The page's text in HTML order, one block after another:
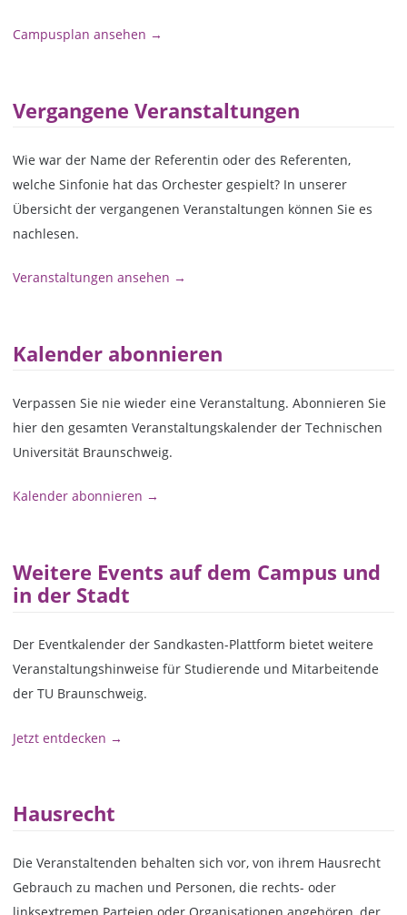
Campusplan ansehen →
Vergangene Veranstaltungen
Wie war der Name der Referentin oder des Referenten,
welche Sinfonie hat das Orchester gespielt? In unserer
Übersicht der vergangenen Veranstaltungen können Sie es
nachlesen.
Veranstaltungen ansehen →
Kalender abonnieren
Verpassen Sie nie wieder eine Veranstaltung. Abonnieren Sie
hier den gesamten Veranstaltungskalender der Technischen
Universität Braunschweig.
Kalender abonnieren →
Weitere Events auf dem Campus und
in der Stadt
Der Eventkalender der Sandkasten-Plattform bietet weitere
Veranstaltungshinweise für Studierende und Mitarbeitende
der TU Braunschweig.
Jetzt entdecken →
Hausrecht
Die Veranstaltenden behalten sich vor, von ihrem Hausrecht
Gebrauch zu machen und Personen, die rechts- oder